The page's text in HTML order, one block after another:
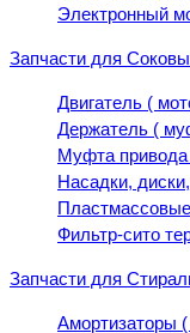
Электронный
Запчасти для
Двигатель (
Держатель (
Муфта
Насадки,
Фильтр-сито
Запчасти для
Амортизаторы